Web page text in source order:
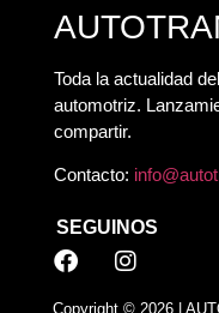
Toda la actualidad
automotriz.
compartir.
Contacto:
SEGUINOS
Copyright © 2026 |